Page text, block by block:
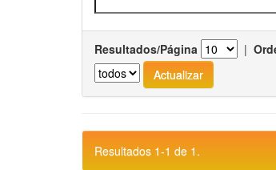
Resultados/Página |
Resultados 1-1 de 1.